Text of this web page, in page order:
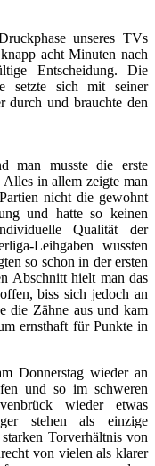
unseres TVs
acht Minuten nach
Entscheidung. Die
setzte sich mit seiner
durch und brauchte den
man musste die erste
in allem zeigte man
nicht die gewohnt
und hatte so keinen
Qualität der
Leihgaben wussten
so schon in der ersten
Abschnitt hielt man das
biss sich jedoch an
die Zähne aus und kam
ernsthaft für Punkte in
Donnerstag wieder an
und so im schweren
wieder etwas
stehen als einzige
Torverhältnis von
von vielen als klarer